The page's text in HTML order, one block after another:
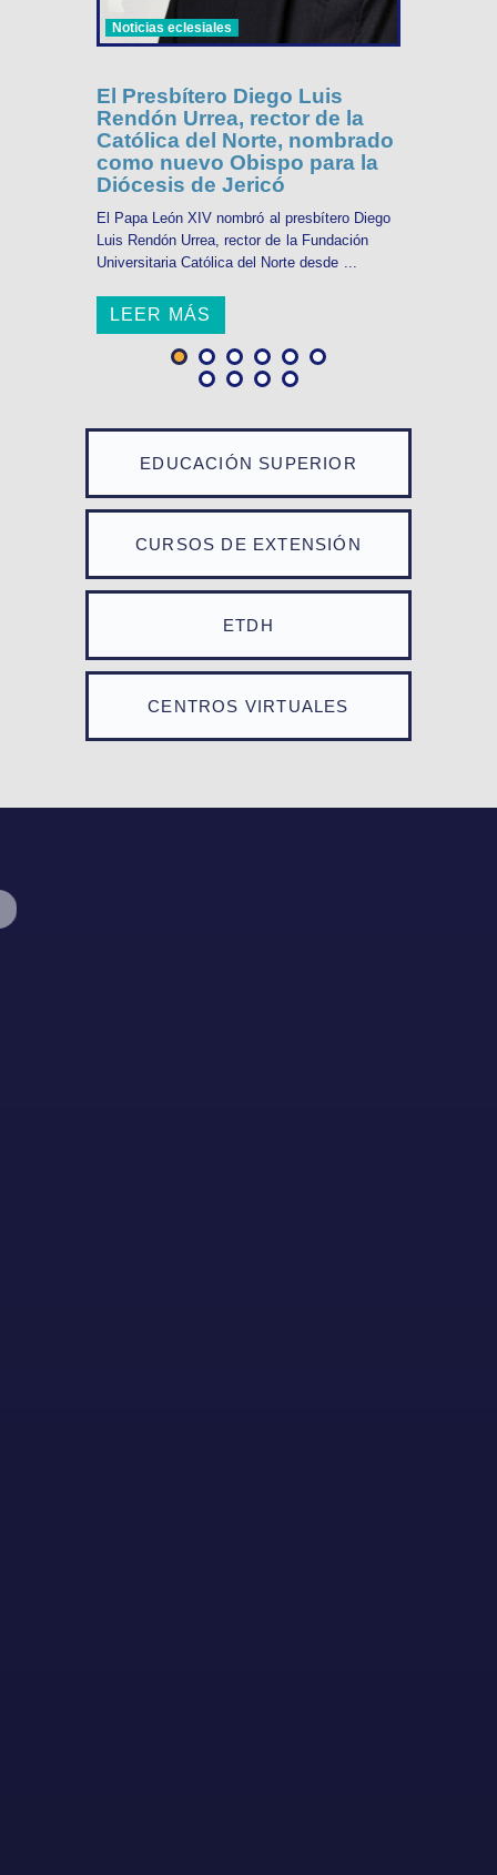
EDUCACIÓN SUPERIOR
CURSOS DE EXTENSIÓN
ETDH
CENTROS VIRTUALES
Noticias eclesiales
El Presbítero Diego Luis
Rendón Urrea, rector de la
Católica del Norte, nombrado
como nuevo Obispo para la
Diócesis de Jericó
El Papa León XIV nombró al presbítero Diego
Luis Rendón Urrea, rector de la Fundación
Universitaria Católica del Norte desde ...
LEER MÁS